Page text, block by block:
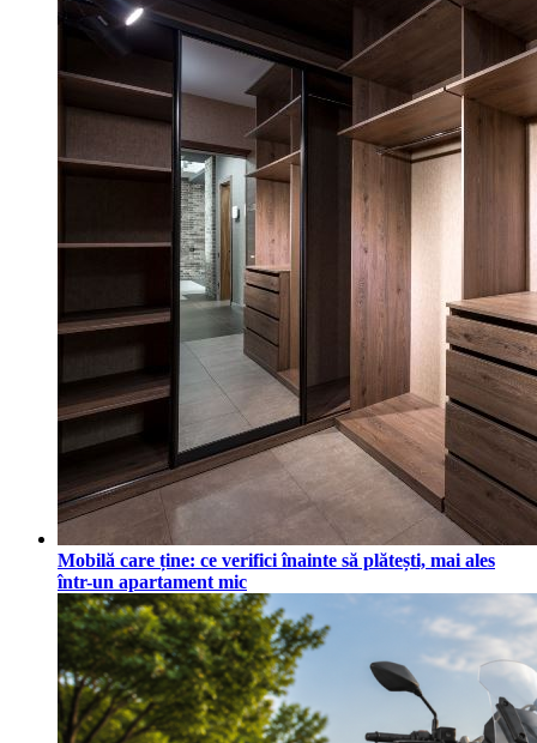
Mobilă care ține: ce verifici înainte să plătești, mai ales
într-un apartament mic